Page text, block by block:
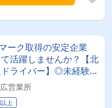
ーク取得の安定企業
活躍しませんか？【北
ライバー】◎未経験歓
賞与年3回（昨年度実
台車メイン
営業所
上